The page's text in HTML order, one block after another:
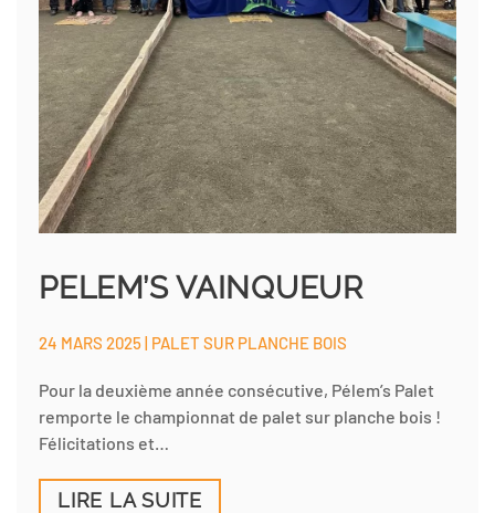
PELEM’S VAINQUEUR
24 MARS 2025 | PALET SUR PLANCHE BOIS
Pour la deuxième année consécutive, Pélem’s Palet
remporte le championnat de palet sur planche bois !
Félicitations et…
LIRE LA SUITE